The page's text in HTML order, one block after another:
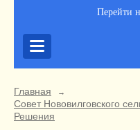
Перейти
Главная →
Совет Нововилговского
Решения